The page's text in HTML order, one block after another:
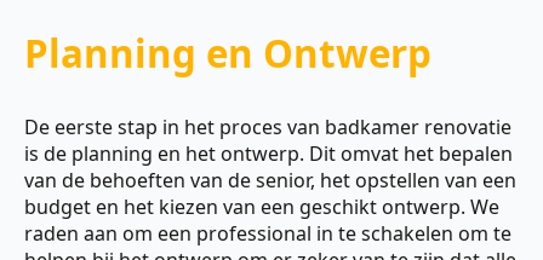
Planning en Ontwerp
De eerste stap in het proces van badkamer renovatie
is de planning en het ontwerp. Dit omvat het bepalen
van de behoeften van de senior, het opstellen van een
budget en het kiezen van een geschikt ontwerp. We
raden aan om een professional in te schakelen om te